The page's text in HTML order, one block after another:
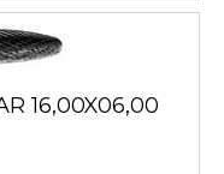
16,00X06,00